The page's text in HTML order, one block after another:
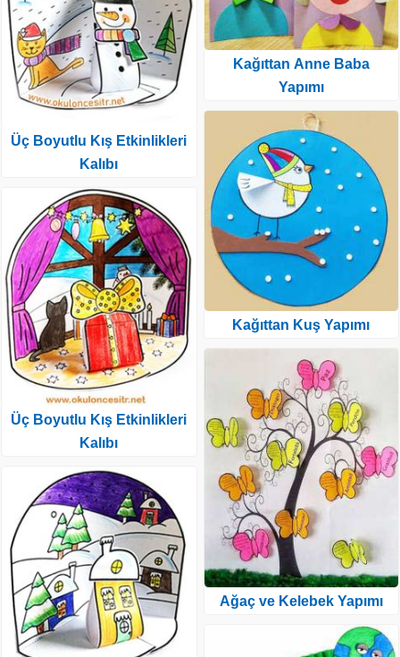
Üç Boyutlu Kış Etkinlikleri
Kalıbı
Üç Boyutlu Kış Etkinlikleri
Kalıbı
Kağıttan Anne Baba
Yapımı
Kağıttan Kuş Yapımı
Ağaç ve Kelebek Yapımı